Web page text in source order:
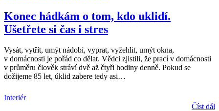
Konec hádkám o tom, kdo uklidí.
Ušetřete si čas i stres
Vysát, vytřít, umýt nádobí, vyprat, vyžehlit, umýt okna,
v domácnosti je pořád co dělat. Vědci zjistili, že prací v domácnosti
v průměru člověk stráví dvě až čtyři hodiny denně. Pokud se
dožijeme 85 let, úklid zabere tedy asi…
Interiér
Číst dál